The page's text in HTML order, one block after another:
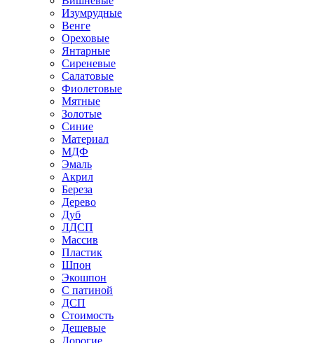
Изумрудные
Венге
Ореховые
Янтарные
Сиреневые
Салатовые
Фиолетовые
Мятные
Золотые
Синие
Материал
МДФ
Эмаль
Акрил
Береза
Дерево
Дуб
ЛДСП
Массив
Пластик
Шпон
Экошпон
С патиной
ДСП
Стоимость
Дешевые
Дорогие